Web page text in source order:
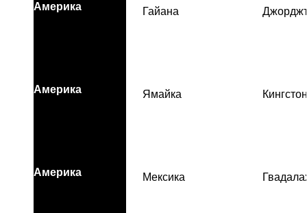
Америка Гайана
Америка Ямайка Кингстон
Америка Мексика